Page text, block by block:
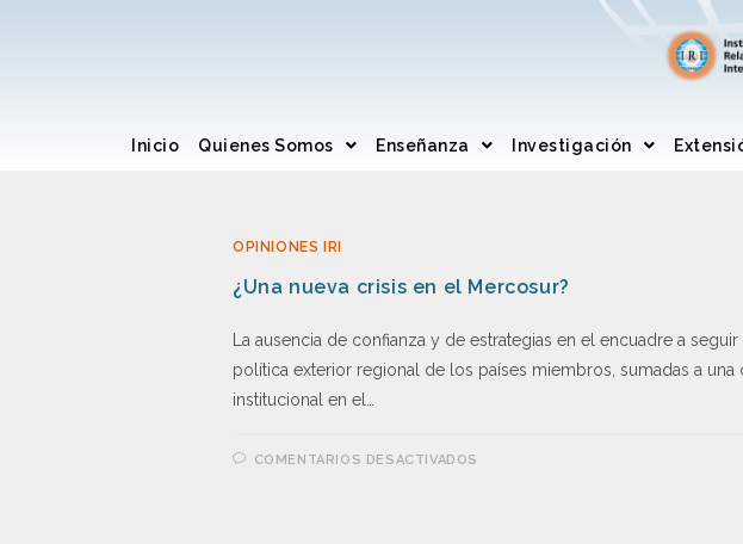
Inicio Quienes Somos Enseñanza Investigación
OPINIONES IRI
¿Una nueva crisis en el Mercosur?
La ausencia de confianza y de estrategias en el encuadre a
política exterior regional de los países miembros, sumadas a una
institucional en el…
COMENTARIOS DESACTIVADOS